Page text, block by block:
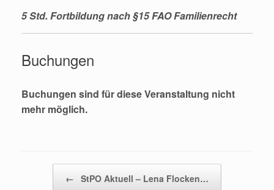
5 Std. Fortbildung nach §15 FAOFamilienrecht
Buchungen
Buchungen sind für diese Veranstaltung nicht
mehr möglich.
← StPO Aktuell – Lena Flocken…